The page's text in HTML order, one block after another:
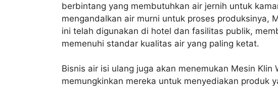
berbintang yang membutuhkan air jernih untuk
mengandalkan air murni untuk proses produksinya,
ini telah digunakan di hotel dan fasilitas publik,
memenuhi standar kualitas air yang paling ketat.
Bisnis air isi ulang juga akan menemukan Mesin
memungkinkan mereka untuk menyediakan produk